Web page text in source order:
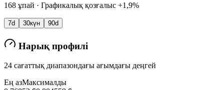
168 ұпай · Графикалық қозғалыс +1,9%
7d 30күн 90d
Нарық профилі
24 сағаттық диапазондағы ағымдағы деңгей
Ең азМаксималды